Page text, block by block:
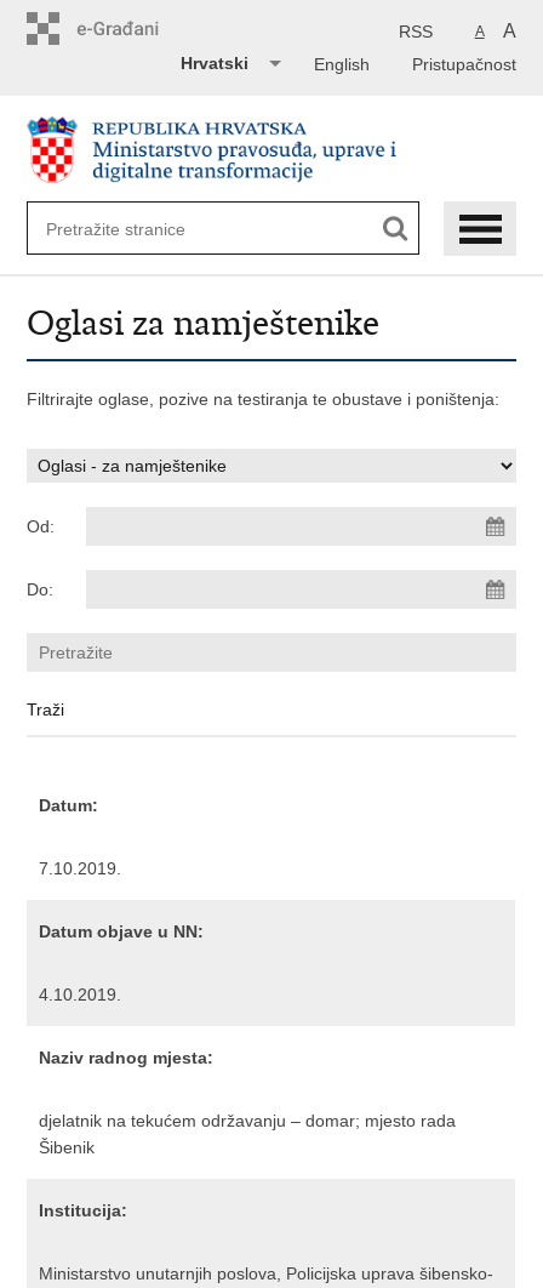
A A
RSS
Pristupačnost
English
Hrvatski
Oglasi za namještenike
Filtrirajte oglase, pozive na testiranja te obustave i poništenja:
Od:
Do:
Datum:
7.10.2019.
Datum objave u NN:
4.10.2019.
Naziv radnog mjesta:
djelatnik na tekućem održavanju – domar; mjesto rada
Šibenik
Institucija:
Ministarstvo unutarnjih poslova, Policijska uprava šibensko-